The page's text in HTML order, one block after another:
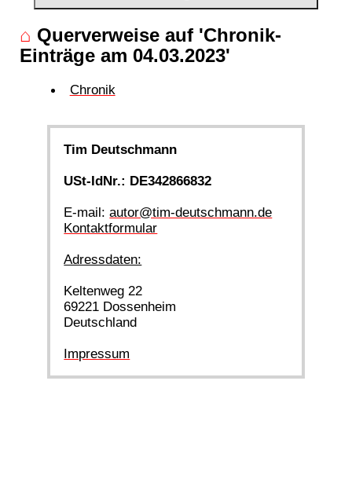
⌂ Querverweise auf 'Chronik-
Einträge am 04.03.2023'
Chronik
Tim Deutschmann
USt-IdNr.: DE342866832
E-mail:autor@tim-deutschmann.de
Kontaktformular
Adressdaten:
Keltenweg 22
69221 Dossenheim
Deutschland
Impressum